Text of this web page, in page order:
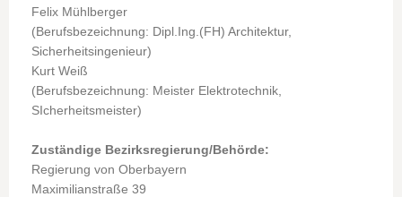
Felix Mühlberger
(Berufsbezeichnung: Dipl.Ing.(FH) Architektur,
Sicherheitsingenieur)
Kurt Weiß
(Berufsbezeichnung: Meister Elektrotechnik,
SIcherheitsmeister)
Zuständige Bezirksregierung/Behörde:
Regierung von Oberbayern
Maximilianstraße 39